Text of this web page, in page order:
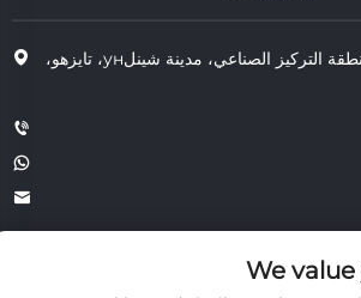
رقم 8، طريق شينان، منطقة التركيز الصناعي، مدينة شينلун، تايزهو،
We